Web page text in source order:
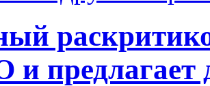
предлагает